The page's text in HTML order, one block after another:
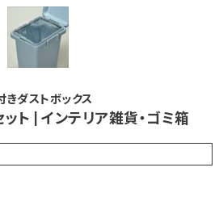
きダストボックス
ト | インテリア雑貨・ゴミ箱